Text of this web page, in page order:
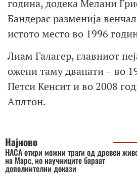
година, додека Мелани
Бандерас разменија
истото место во 1996
Лиам Галагер, главниот
ожени таму двапати – во
Петси Кенсит и во 2008
Аплтон.
Најново
НАСА откри можни траги од древен
на Марс, но научниците бараат
дополнителни докази